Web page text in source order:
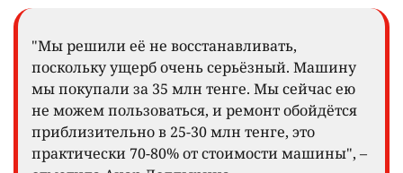
"Мы решили её не восстанавливать,
поскольку ущерб очень серьёзный. Машину
мы покупали за 35 млн тенге. Мы сейчас ею
не можем пользоваться, и ремонт обойдётся
приблизительно в 25-30 млн тенге, это
практически 70-80% от стоимости машины", –